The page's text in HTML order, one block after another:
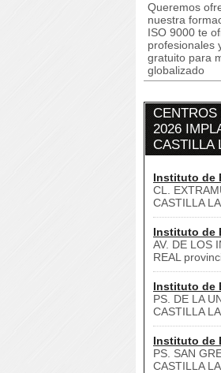
Queremos
nuestra
ISO 9000 te
profesionales
gratuito para
globalizado
2026
CASTILLA
Instituto de
CL.
CASTILLA
Instituto de
AV. DE LOS
REAL
Instituto de
PS. DE LA
CASTILLA
Instituto de
PS. SAN
CASTILLA